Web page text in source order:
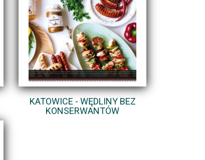
KATOWICE - WĘDLINY BEZ
KONSERWANTÓW